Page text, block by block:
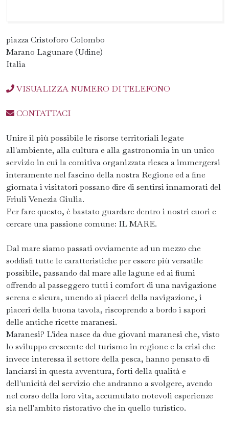
piazza Cristoforo Colombo
Marano Lagunare (Udine)
Italia
VISUALIZZA NUMERO DI TELEFONO
CONTATTACI
Unire il più possibile le risorse territoriali legate
all'ambiente, alla cultura e alla gastronomia in un unico
servizio in cui la comitiva organizzata riesca a immergersi
interamente nel fascino della nostra Regione ed a fine
giornata i visitatori possano dire di sentirsi innamorati del
Friuli Venezia Giulia.
Per fare questo, è bastato guardare dentro i nostri cuori e
cercare una passione comune: IL MARE.
Dal mare siamo passati ovviamente ad un mezzo che
soddisfi tutte le caratteristiche per essere più versatile
possibile, passando dal mare alle lagune ed ai fiumi
offrendo al passeggero tutti i comfort di una navigazione
serena e sicura, unendo ai piaceri della navigazione, i
piaceri della buona tavola, riscoprendo a bordo i sapori
delle antiche ricette maranesi.
Maranesi? L'idea nasce da due giovani maranesi che, visto
lo sviluppo crescente del turismo in regione e la crisi che
invece interessa il settore della pesca, hanno pensato di
lanciarsi in questa avventura, forti della qualità e
dell'unicità del servizio che andranno a svolgere, avendo
nel corso della loro vita, accumulato notevoli esperienze
sia nell'ambito ristorativo che in quello turistico.